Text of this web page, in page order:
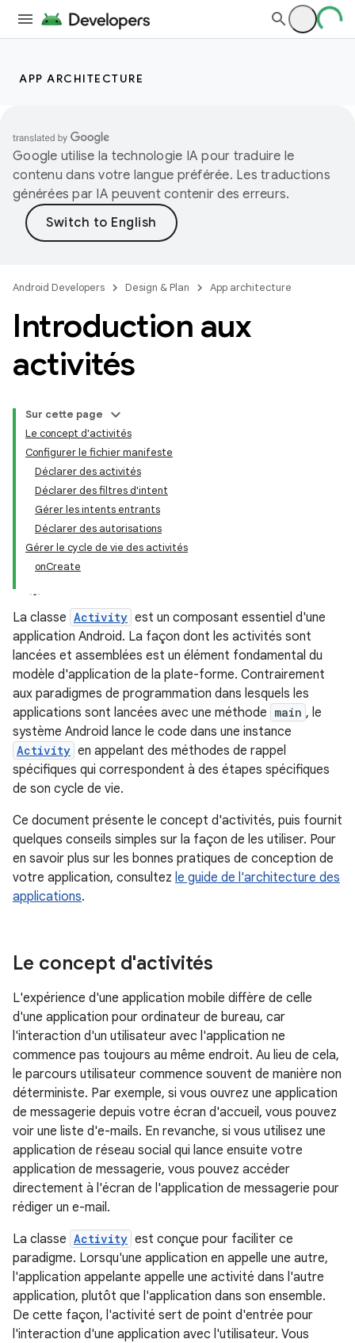
APP ARCHITECTURE
Google utilise la technologie IA pour traduire le
contenu dans votre langue préférée. Les traductions
générées par IA peuvent contenir des erreurs.
Android Developers Design & Plan App architecture
Introduction aux
activités
Sur cette page
Le concept d'activités
Configurer le fichier manifeste
Déclarer des activités
Déclarer des filtres d'intent
Gérer les intents entrants
Déclarer des autorisations
Gérer le cycle de vie des activités
onCreate
La classe Activity est un composant essentiel d'une
application Android. La façon dont les activités sont
lancées et assemblées est un élément fondamental du
modèle d'application de la plate-forme. Contrairement
aux paradigmes de programmation dans lesquels les
applications sont lancées avec une méthode main , le
système Android lance le code dans une instance
Activity en appelant des méthodes de rappel
spécifiques qui correspondent à des étapes spécifiques
de son cycle de vie.
Ce document présente le concept d'activités, puis fournit
quelques conseils simples sur la façon de les utiliser. Pour
en savoir plus sur les bonnes pratiques de conception de
votre application, consultez le guide de l'architecture des
applications.
Le concept d'activités
L'expérience d'une application mobile diffère de celle
d'une application pour ordinateur de bureau, car
l'interaction d'un utilisateur avec l'application ne
commence pas toujours au même endroit. Au lieu de cela,
le parcours utilisateur commence souvent de manière non
déterministe. Par exemple, si vous ouvrez une application
de messagerie depuis votre écran d'accueil, vous pouvez
voir une liste d'e-mails. En revanche, si vous utilisez une
application de réseau social qui lance ensuite votre
application de messagerie, vous pouvez accéder
directement à l'écran de l'application de messagerie pour
rédiger un e-mail.
La classe Activity est conçue pour faciliter ce
paradigme. Lorsqu'une application en appelle une autre,
l'application appelante appelle une activité dans l'autre
application, plutôt que l'application dans son ensemble.
De cette façon, l'activité sert de point d'entrée pour
l'interaction d'une application avec l'utilisateur. Vous